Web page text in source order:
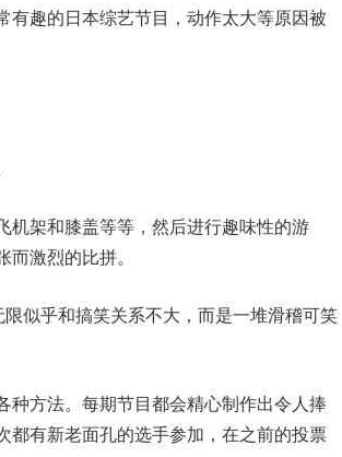
有趣的日本综艺节目，动作太大等原因被
机架和膝盖等等，然后进行趣味性的游
激烈的比拼。
似乎和搞笑关系不大，而是一堆滑稽可笑
种方法。每期节目都会精心制作出令人捧
都有新老面孔的选手参加，在之前的投票